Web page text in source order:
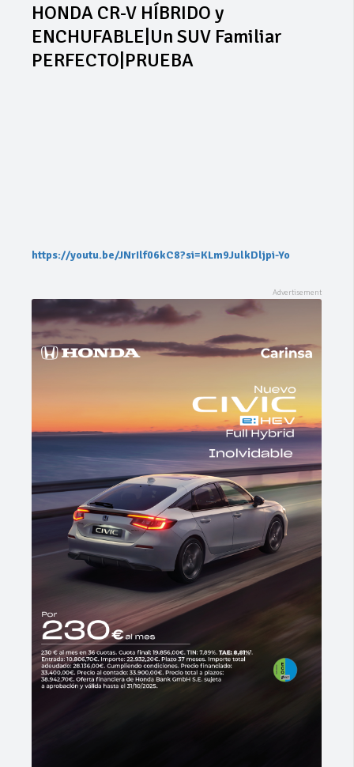
HONDA CR-V HÍBRIDO y
ENCHUFABLE|Un SUV Familiar
PERFECTO|PRUEBA
https://youtu.be/JNrIlf06kC8?si=KLm9JulkDljpi-Yo